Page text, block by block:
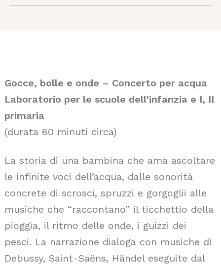
Gocce, bolle e onde – Concerto per acqua
Laboratorio per le scuole dell’infanzia e I, II
primaria
(durata 60 minuti circa)
La storia di una bambina che ama ascoltare
le infinite voci dell’acqua, dalle sonorità
concrete di scrosci, spruzzi e gorgoglii alle
musiche che “raccontano” il ticchettio della
pioggia, il ritmo delle onde, i guizzi dei
pesci. La narrazione dialoga con musiche di
Debussy, Saint-Saëns, Händel eseguite dal